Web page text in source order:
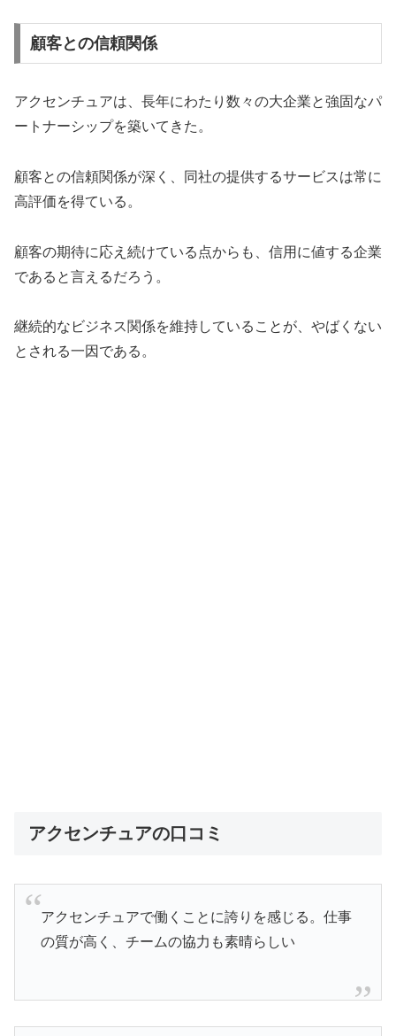
顧客との信頼関係
アクセンチュアは、長年にわたり数々の大企業と強固なパ
ートナーシップを築いてきた。
顧客との信頼関係が深く、同社の提供するサービスは常に
高評価を得ている。
顧客の期待に応え続けている点からも、信用に値する企業
であると言えるだろう。
継続的なビジネス関係を維持していることが、やばくない
とされる一因である。
アクセンチュアの口コミ
アクセンチュアで働くことに誇りを感じる。仕事
の質が高く、チームの協力も素晴らしい